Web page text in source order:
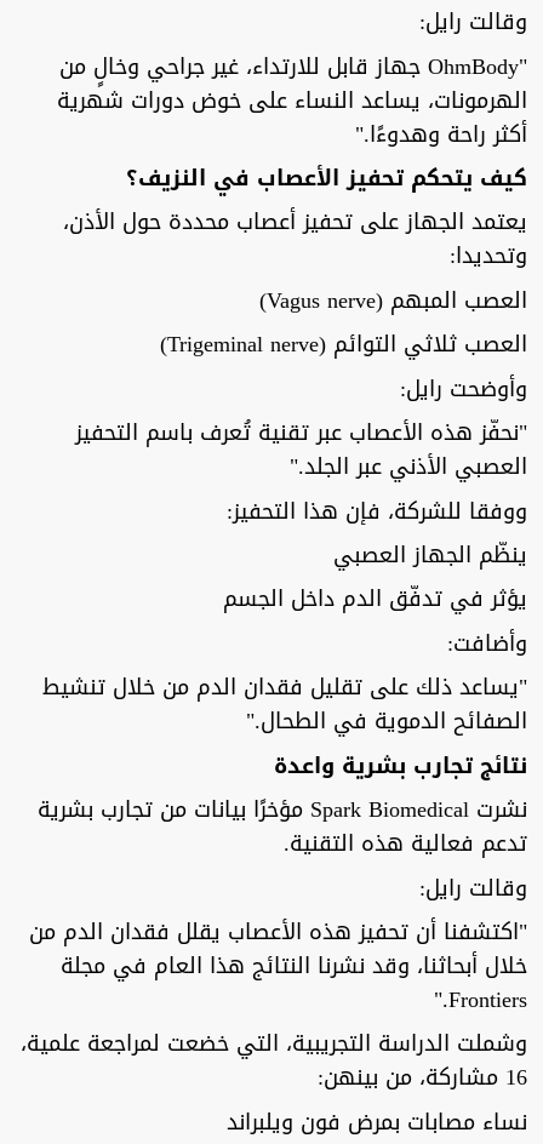
وقالت رايل:
"OhmBody جهاز قابل للارتداء، غير جراحي وخالٍ من
الهرمونات، يساعد النساء على خوض دورات شهرية
أكثر راحة وهدوءًا."
كيف يتحكم تحفيز الأعصاب في النزيف؟
يعتمد الجهاز على تحفيز أعصاب محددة حول الأذن،
وتحديدا:
العصب المبهم (Vagus nerve)
العصب ثلاثي التوائم (Trigeminal nerve)
وأوضحت رايل:
"نحفّز هذه الأعصاب عبر تقنية تُعرف باسم التحفيز
العصبي الأذني عبر الجلد."
ووفقا للشركة، فإن هذا التحفيز:
ينظّم الجهاز العصبي
يؤثر في تدفّق الدم داخل الجسم
وأضافت:
"يساعد ذلك على تقليل فقدان الدم من خلال تنشيط
الصفائح الدموية في الطحال."
نتائج تجارب بشرية واعدة
نشرت Spark Biomedical مؤخرًا بيانات من تجارب بشرية
تدعم فعالية هذه التقنية.
وقالت رايل:
"اكتشفنا أن تحفيز هذه الأعصاب يقلل فقدان الدم من
خلال أبحاثنا، وقد نشرنا النتائج هذا العام في مجلة
Frontiers."
وشملت الدراسة التجريبية، التي خضعت لمراجعة علمية،
16 مشاركة، من بينهن:
نساء مصابات بمرض فون ويلبراند